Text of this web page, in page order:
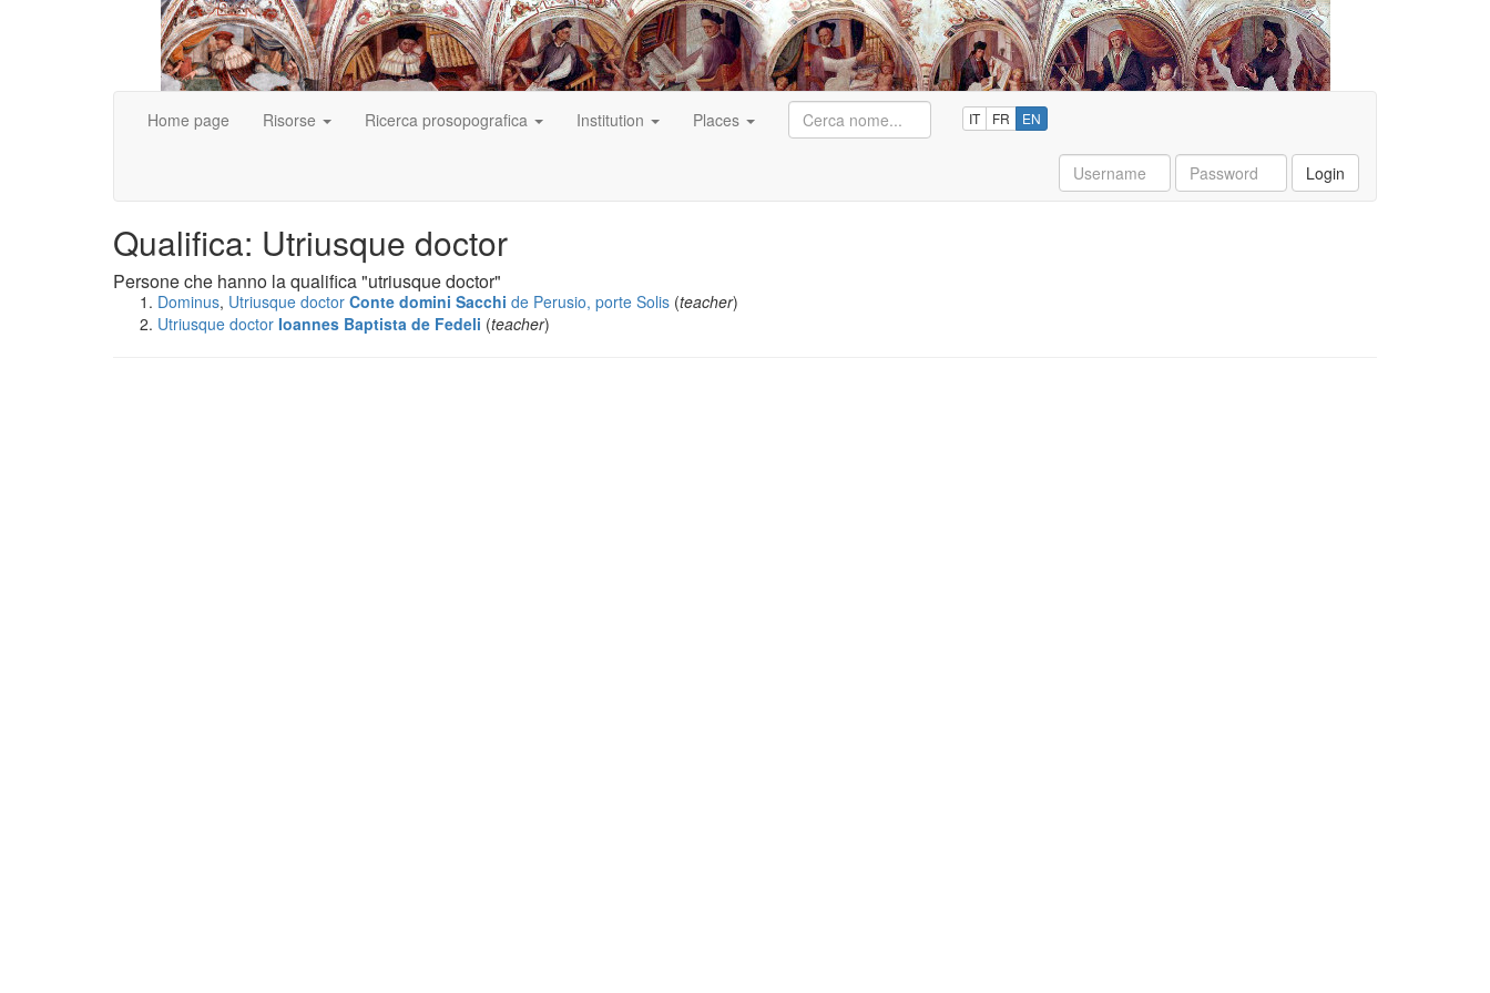
Home page Risorse Ricerca prosopografica Institution Places IT FR EN
Username Password Login
Qualifica: Utriusque doctor
Persone che hanno la qualifica "utriusque doctor"
Dominus, Utriusque doctor Conte domini Sacchi de Perusio, porte Solis (teacher)
Utriusque doctor Ioannes Baptista de Fedeli (teacher)